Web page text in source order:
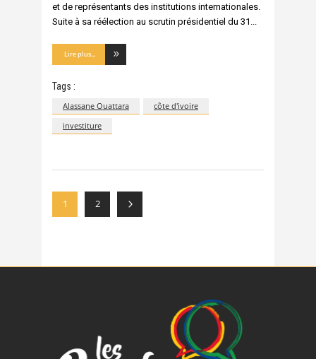
et de représentants des institutions internationales.
Suite à sa réélection au scrutin présidentiel du 31
Lire plus...
Tags :
Alassane Ouattara
côte d'ivoire
investiture
1 2